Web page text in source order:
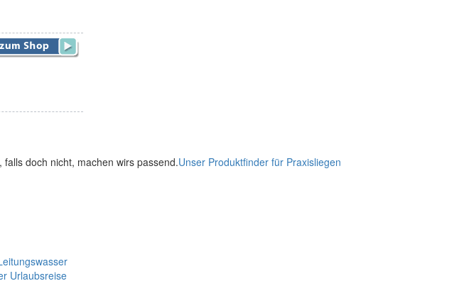
doch nicht, machen wirs passend.Unser Produktfinder für Praxisliegen
Urlaubsreise